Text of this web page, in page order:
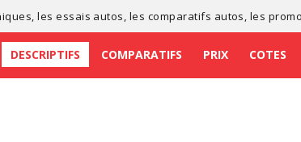
, lesessais autos , les comparatifs autos , les
DESCRIPTIFS COMPARATIFS PRIX COTES